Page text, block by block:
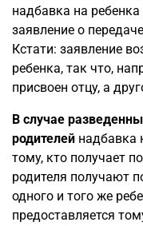
надбавка на
заявление о
Кстати: заявление
ребенка, так что,
присвоен отцу, а
В случае
родителей надбавка
тому, кто получает
родителя получают
одного и того же
предоставляется